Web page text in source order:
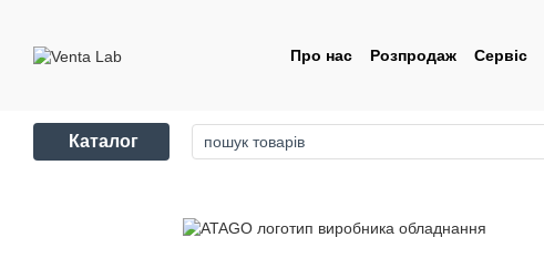
Про нас Розпродаж Сервіс
Каталог